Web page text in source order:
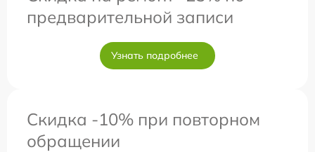
предварительной записи
Узнать подробнее
Скидка -10% при повторном
обращении